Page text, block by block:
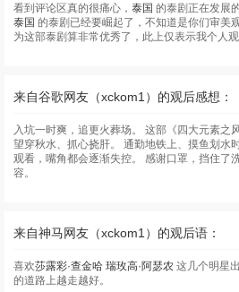
看到评论区真的很痛心， 泰国 的泰剧正在发展
泰国 的泰剧已经要崛起了，不知道是你们审美
为这部泰剧算非常优秀了，此上仅表示我个人观
来自谷歌网友（xckom1）的观后感想：
入坑一时爽，追更火葬场。 这部《四大元素之
望穿秋水、抓心挠肝。 通勤地铁上、摸鱼划水
观看，嘴角都会逐渐失控。 感谢口罩，挡住了
容。
来自神马网友（xckom1）的观后语：
喜欢莎露彩·查金哈 瑞玫高·阿瑟农 这几个明星
的道路上越走越好。